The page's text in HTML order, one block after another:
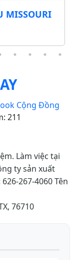
MISSOURI
Cộng Đồng
211
Làm việc tại
ty sản xuất
267-4060 Tên
76710